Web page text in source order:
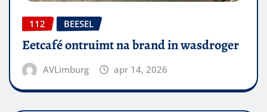
112 BEESEL
Eetcafé ontruimt na brand in wasdroger
AVLimburg apr 14, 2026